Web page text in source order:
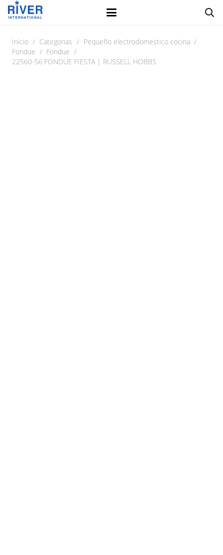
Inicio / Categorias / Pequeño electrodomestico cocina /
Fondue / Fondue /
22560-56 FONDUE FIESTA | RUSSELL HOBBS